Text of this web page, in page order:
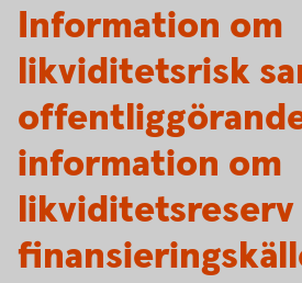
Information om
likviditetsrisk
information om
likviditetsreserv